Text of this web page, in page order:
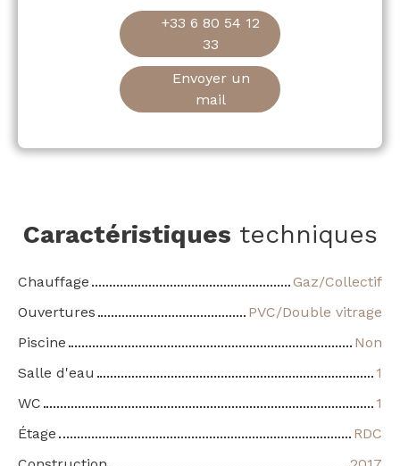
+33 6 80 54 12
33
Envoyer un
mail
Caractéristiques techniques
Chauffage
Gaz/Collectif
Ouvertures
PVC/Double vitrage
Piscine
Non
Salle d'eau
1
WC
1
Étage
RDC